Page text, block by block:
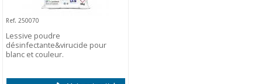
Ref. 250070
Lessive poudre
désinfectante&virucide pour
blanc et couleur.